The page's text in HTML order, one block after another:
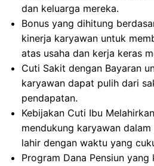
dan keluarga mereka.
Bonus yang dihitung
kinerja karyawan untuk
atas usaha dan kerja keras
Cuti Sakit dengan Bayaran
karyawan dapat pulih dari
pendapatan.
Kebijakan Cuti Ibu
mendukung karyawan
lahir dengan waktu yang
Program Dana Pensiun